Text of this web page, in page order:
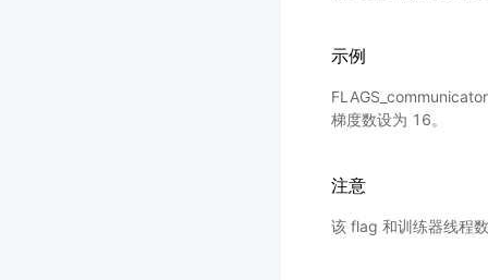
示例
梯度数设为 16。
注意
该 flag 和训练器线程